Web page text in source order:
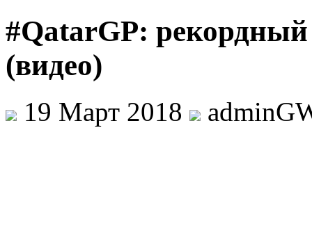
#QatarGP:
(видео)
19 Март 2018